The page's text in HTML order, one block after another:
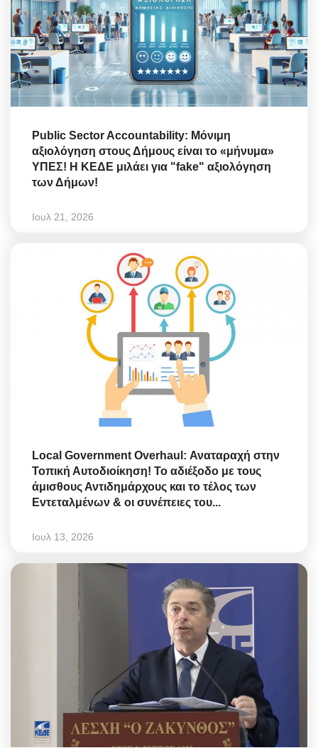
Public Sector Accountability: Μόνιμη
αξιολόγηση στους Δήμους είναι το «μήνυμα»
ΥΠΕΣ! Η ΚΕΔΕ μιλάει για "fake" αξιολόγηση
των Δήμων!
Ιουλ 21, 2026
Local Government Overhaul: Αναταραχή στην
Τοπική Αυτοδιοίκηση! Το αδιέξοδο με τους
άμισθους Αντιδημάρχους και το τέλος των
Εντεταλμένων & οι συνέπειες του...
Ιουλ 13, 2026